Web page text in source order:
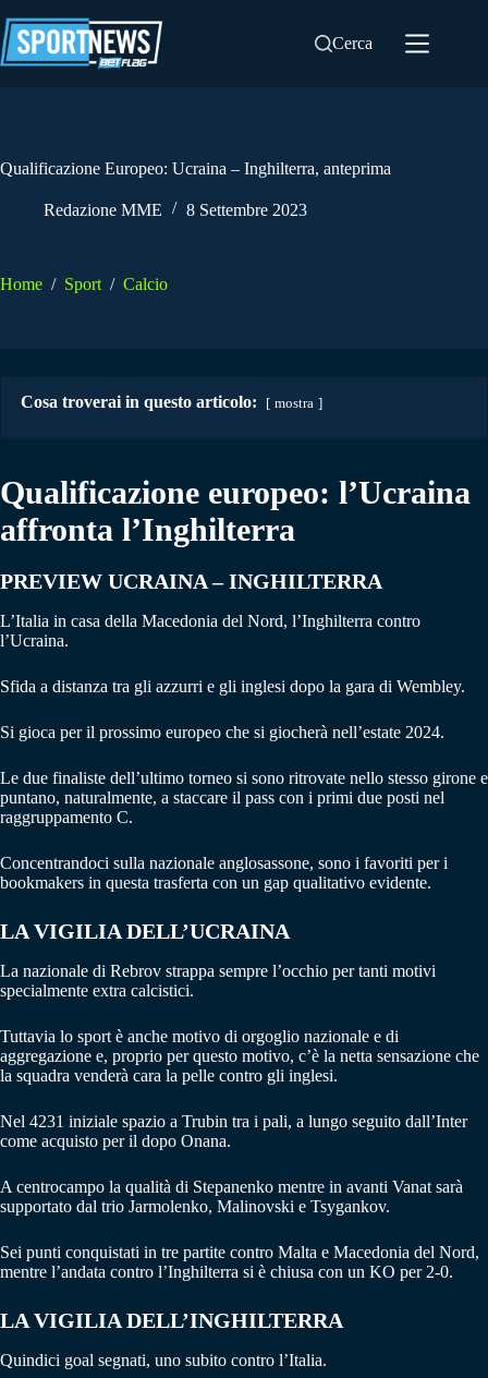
al
contenuto
Cerca
Qualificazione Europeo: Ucraina – Inghilterra, anteprima
Redazione MME 8 Settembre 2023
Home / Sport / Calcio
Cosa troverai in questo articolo: mostra
Qualificazione europeo: l’Ucraina
affronta l’Inghilterra
PREVIEW UCRAINA – INGHILTERRA
L’Italia in casa della Macedonia del Nord, l’Inghilterra contro
l’Ucraina.
Sfida a distanza tra gli azzurri e gli inglesi dopo la gara di Wembley.
Si gioca per il prossimo europeo che si giocherà nell’estate 2024.
Le due finaliste dell’ultimo torneo si sono ritrovate nello stesso girone e
puntano, naturalmente, a staccare il pass con i primi due posti nel
raggruppamento C.
Concentrandoci sulla nazionale anglosassone, sono i favoriti per i
bookmakers in questa trasferta con un gap qualitativo evidente.
LA VIGILIA DELL’UCRAINA
La nazionale di Rebrov strappa sempre l’occhio per tanti motivi
specialmente extra calcistici.
Tuttavia lo sport è anche motivo di orgoglio nazionale e di
aggregazione e, proprio per questo motivo, c’è la netta sensazione che
la squadra venderà cara la pelle contro gli inglesi.
Nel 4231 iniziale spazio a Trubin tra i pali, a lungo seguito dall’Inter
come acquisto per il dopo Onana.
A centrocampo la qualità di Stepanenko mentre in avanti Vanat sarà
supportato dal trio Jarmolenko, Malinovski e Tsygankov.
Sei punti conquistati in tre partite contro Malta e Macedonia del Nord,
mentre l’andata contro l’Inghilterra si è chiusa con un KO per 2-0.
LA VIGILIA DELL’INGHILTERRA
Quindici goal segnati, uno subito contro l’Italia.